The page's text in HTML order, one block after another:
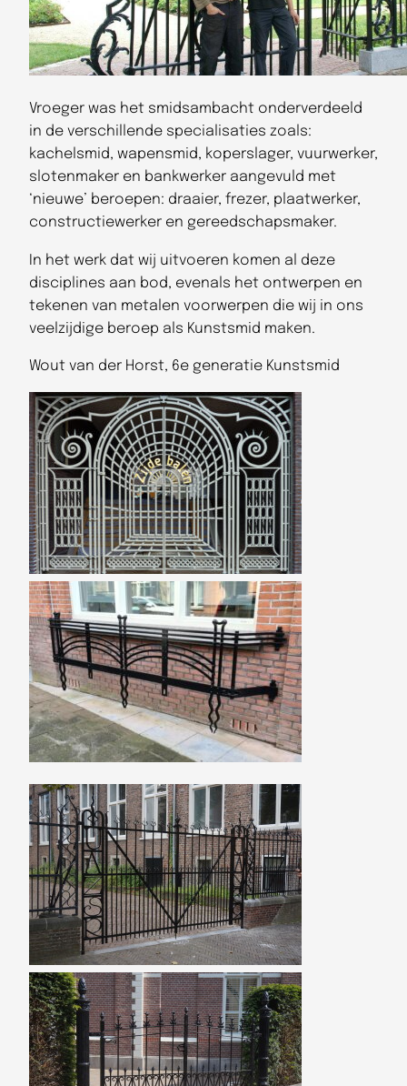
Vroeger was het smidsambacht onderverdeeld
in de verschillende specialisaties zoals:
kachelsmid, wapensmid, koperslager, vuurwerker,
slotenmaker en bankwerker aangevuld met
‘nieuwe’ beroepen: draaier, frezer, plaatwerker,
constructiewerker en gereedschapsmaker.
In het werk dat wij uitvoeren komen al deze
disciplines aan bod, evenals het ontwerpen en
tekenen van metalen voorwerpen die wij in ons
veelzijdige beroep als Kunstsmid maken.
Wout van der Horst, 6e generatie Kunstsmid